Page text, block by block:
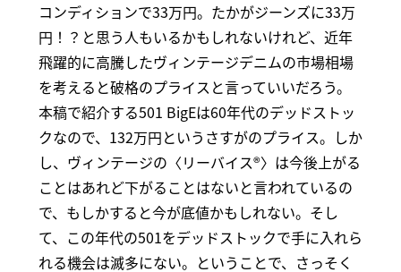
コンディションで33万円。たかがジーンズに33万
円！？と思う人もいるかもしれないけれど、近年
飛躍的に高騰したヴィンテージデニムの市場相場
を考えると破格のプライスと言っていいだろう。
本稿で紹介する501 BigEは60年代のデッドストッ
クなので、132万円というさすがのプライス。しか
し、ヴィンテージの〈リーバイス®〉は今後上がる
ことはあれど下がることはないと言われているの
で、もしかすると今が底値かもしれない。そし
て、この年代の501をデッドストックで手に入れら
れる機会は滅多にない。ということで、さっそく